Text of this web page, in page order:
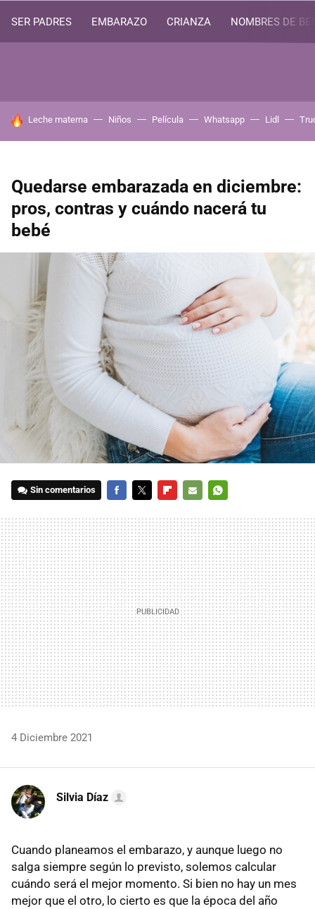
SER PADRES EMBARAZO CRIANZA NOMBRES DE
HOY SE HABLA DE
Leche materna Niños Película Whatsapp Lidl
Quedarse embarazada en diciembre:
pros, contras y cuándo nacerá tu
bebé
Sin comentarios
MAIL
4 Diciembre 2021
Silvia Díaz
Cuando planeamos el embarazo, y aunque luego no
salga siempre según lo previsto, solemos calcular
cuándo será el mejor momento. Si bien no hay un mes
mejor que el otro, lo cierto es que la época del año